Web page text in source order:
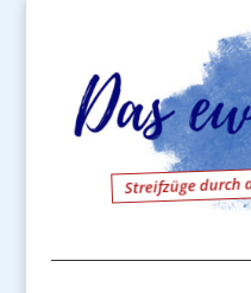
Streifzüge durch